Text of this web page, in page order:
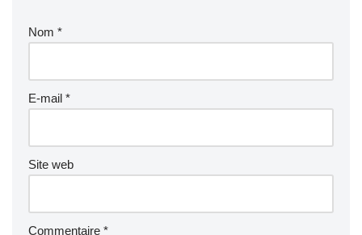
Nom *
E-mail *
Site web
Commentaire *